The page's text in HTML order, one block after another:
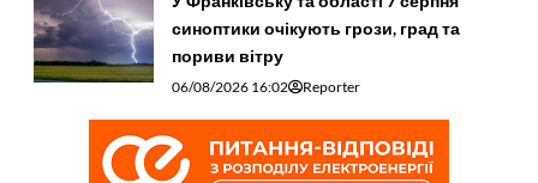
синоптики очікують грози, град та
пориви вітру
06/08/2026 16:02 Reporter